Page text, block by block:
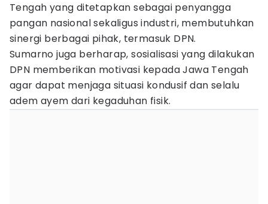
Tengah yang ditetapkan sebagai penyangga
pangan nasional sekaligus industri, membutuhkan
sinergi berbagai pihak, termasuk DPN.
Sumarno juga berharap, sosialisasi yang dilakukan
DPN memberikan motivasi kepada Jawa Tengah
agar dapat menjaga situasi kondusif dan selalu
adem ayem dari kegaduhan fisik.